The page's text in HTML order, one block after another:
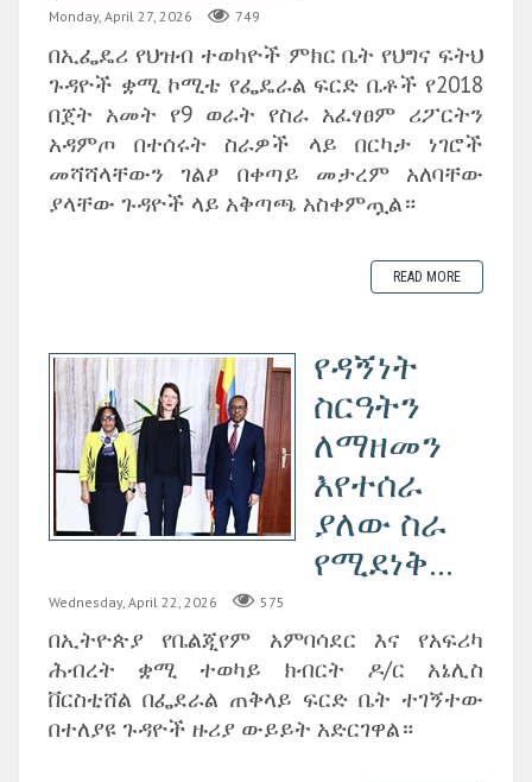
Monday, April 27, 2026 749
በኢፌዴሪ የህዝብ ተወካዮች ምክር ቤት የህግና ፍትህ
ጉዳዮች ቋሚ ኮሚቴ የፌዴራል ፍርድ ቤቶች የ2018
በጀት አመት የ9 ወራት የስራ አፈፃፀም ሪፖርትን
አዳምጦ በተሰሩት ስራዎች ላይ በርካታ ነገሮች
መሻሻላቸውን ገልፆ በቀጣይ መታረም አለባቸው
ያላቸው ጉዳዮች ላይ አቅጣጫ አስቀምጧል።
READ MORE
የዳኝነት
ስርዓትን
ለማዘመን
እየተሰራ
ያለው ስራ
የሚደነቅ...
Wednesday, April 22, 2026 575
በኢትዮጵያ የቤልጂየም አምባሳደር እና የአፍሪካ
ሕብረት ቋሚ ተወካይ ክብርት ዶ/ር አኔሊስ
ቨርስቲሸል በፌደራል ጠቅላይ ፍርድ ቤት ተገኝተው
በተለያዩ ጉዳዮች ዙሪያ ውይይት አድርገዋል።